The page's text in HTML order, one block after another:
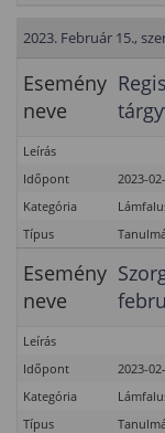
2023. Február 15.,
Esemény
neve
Leírás
Időpont
2023-
Kategória
Típus
Esemény
neve
Leírás
Időpont
2023-
Kategória
Típus